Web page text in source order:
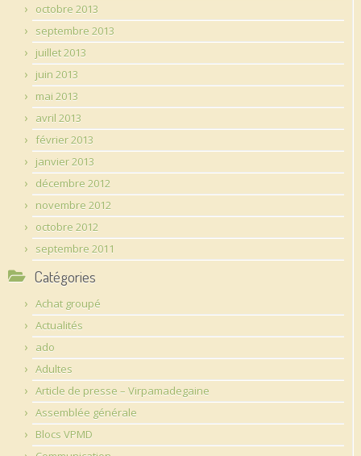
octobre 2013
septembre 2013
juillet 2013
juin 2013
mai 2013
avril 2013
février 2013
janvier 2013
décembre 2012
novembre 2012
octobre 2012
septembre 2011
Catégories
Achat groupé
Actualités
ado
Adultes
Article de presse – Virpamadegaine
Assemblée générale
Blocs VPMD